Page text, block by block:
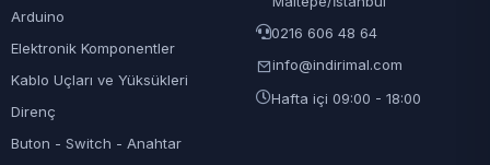
Arduino
Elektronik Komponentler
Kablo Uçları ve Yüksükleri
Direnç
Buton - Switch - Anahtar
0216 606 48 64
info@indirimal.com
Hafta içi 09:00 - 18:00